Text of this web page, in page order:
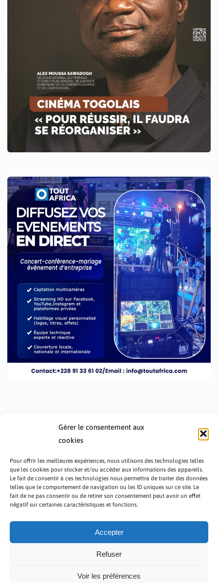
Gérer le consentement aux
cookies
Pour offrir les meilleures expériences, nous utilisons des technologies telles
que les cookies pour stocker et/ou accéder aux informations des appareils.
Le fait de consentir à ces technologies nous permettra de traiter des données
telles que le comportement de navigation ou les ID uniques sur ce site. Le
fait de ne pas consentir ou de retirer son consentement peut avoir un effet
négatif sur certaines caractéristiques et fonctions.
Accepter
Refuser
Voir les préférences
PRÉSENTATION TOUTAFRICA
A PROPOS